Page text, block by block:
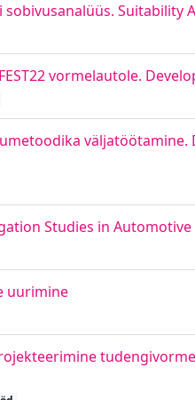
Suitability
vormelautole.
Studies in Automotive
uurimine